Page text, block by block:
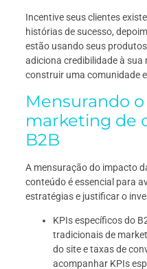
Incentive seus clientes
histórias de sucesso,
estão usando seus
adiciona credibilidade à
construir uma comunidade
Mensurando
marketing de
B2B
A mensuração do impacto
conteúdo é essencial para
estratégias e justificar o
KPIs específicos do
tradicionais de
do site e taxas de
acompanhar KPIs